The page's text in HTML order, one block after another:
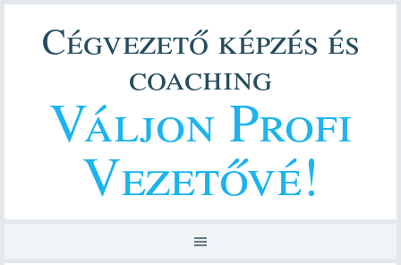
Cégvezető képzés és
coaching
Váljon Profi
Vezetővé!